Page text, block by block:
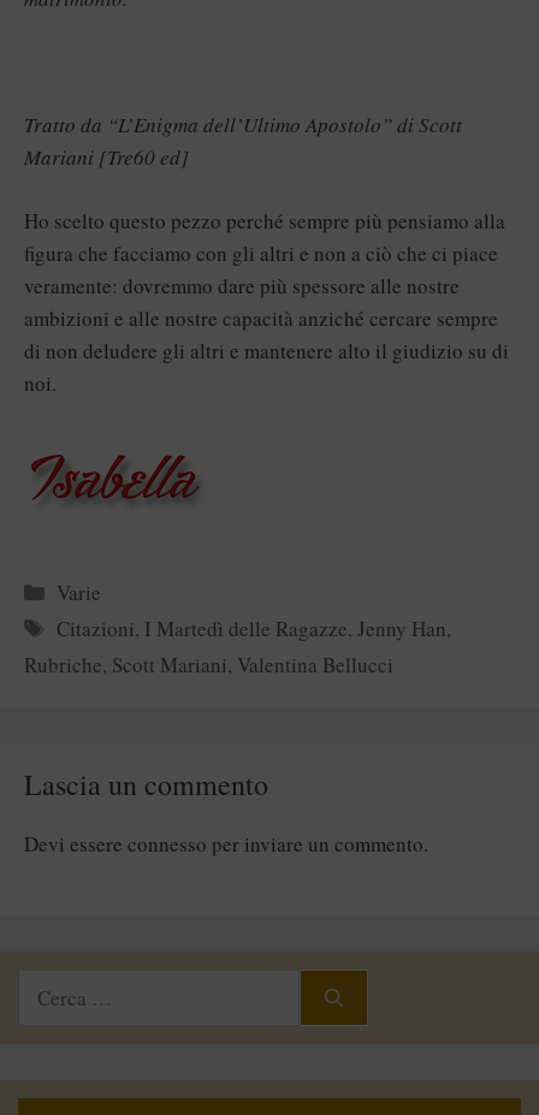
Tratto da “L’Enigma dell’Ultimo Apostolo” di Scott
Mariani [Tre60 ed]
Ho scelto questo pezzo perché sempre più pensiamo alla
figura che facciamo con gli altri e non a ciò che ci piace
veramente: dovremmo dare più spessore alle nostre
ambizioni e alle nostre capacità anziché cercare sempre
di non deludere gli altri e mantenere alto il giudizio su di
noi.
Categorie
Varie
Tag
Citazioni, I Martedì delle Ragazze,Jenny Han,
Rubriche, Scott Mariani, Valentina Bellucci
Lascia un commento
Devi essere connesso per inviare un commento.